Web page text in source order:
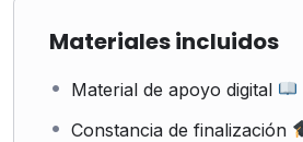
Materiales incluidos
Material de apoyo digital
Constancia de finalización